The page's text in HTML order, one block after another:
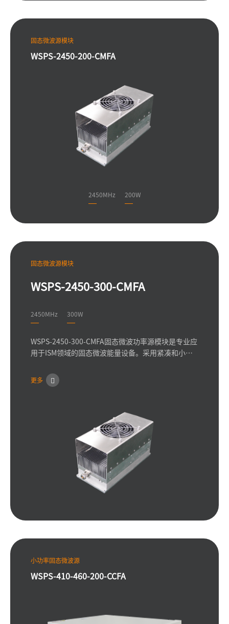
固态微波源模块
WSPS-2450-200-CMFA
2450MHz 200W
固态微波源模块
WSPS-2450-300-CMFA
2450MHz 300W
WSPS-2450-300-CMFA固态微波功率源模块是专业应
用于ISM领域的固态微波能量设备。采用紧凑和小型
态方案设计，拥有卓越的性能和可靠性，可提供高达
300W的连续波或脉冲功率，可实现输出功率1-300W
更多
小功率固态微波源
WSPS-410-460-200-CCFA